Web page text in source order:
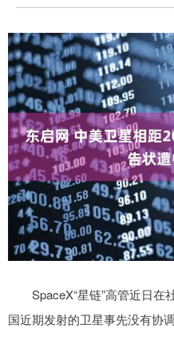
SpaceX“星链”高管近日在
国近期发射的卫星事先没有协调